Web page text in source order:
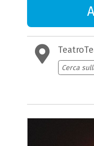
Cerca